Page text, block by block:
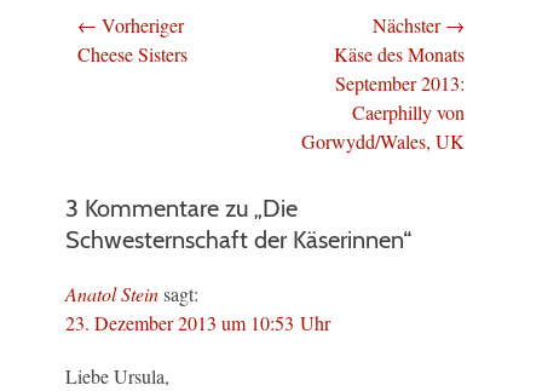
Beitragsnavigation
← Vorheriger
Vorheriger
Cheese Sisters
Nächster →
NächsterKäse des Monats
September 2013:
Caerphilly von
Gorwydd/Wales, UK
3 Kommentare zu „Die
Schwesternschaft der Käserinnen“
Anatol Steinsagt:
23. Dezember 2013 um 10:53 Uhr
Liebe Ursula,